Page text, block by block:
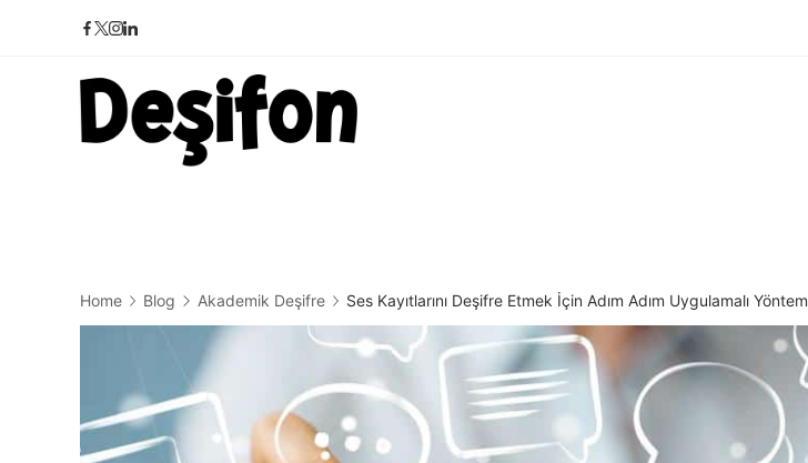
Home Blog Akademik Deşifre Ses Kayıtlarını Deşifre Etmek İçin Adım Adım Uygulamalı Yöntem